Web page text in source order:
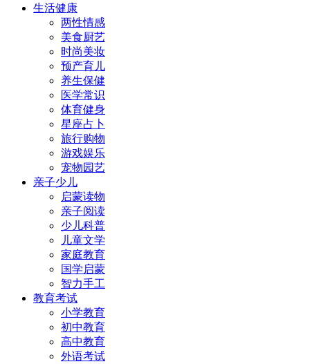
生活健康
两性情感
美食厨艺
时尚美妆
预产育儿
养生保健
医学常识
体育健身
星座占卜
旅行购物
游戏娱乐
宠物园艺
亲子少儿
启蒙读物
亲子阅读
少儿科普
儿童文学
家庭教育
国学启蒙
智力手工
教育考试
小学教育
初中教育
高中教育
外语考试